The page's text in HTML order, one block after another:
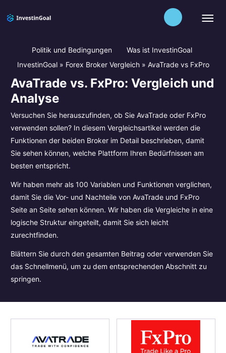
Politik und Bedingungen
Was ist InvestinGoal
InvestinGoal» Forex Broker Vergleich» AvaTrade vs FxPro
AvaTrade vs. FxPro: Vergleich und
Analyse
Versuchen Sie herauszufinden, ob Sie AvaTrade oder FxPro
verwenden sollen? In diesem Vergleichsartikel werden die
Funktionen der beiden Broker im Detail beschrieben, damit
Sie sehen können, welche Plattform Ihren Bedürfnissen am
besten entspricht.
Wir haben mehr als 100 Variablen und Funktionen verglichen,
damit Sie die Vor- und Nachteile von AvaTrade und FxPro
Seite an Seite sehen können. Wir haben die Vergleiche in eine
logische Struktur eingeteilt, damit Sie sich leicht
zurechtfinden.
Blättern Sie durch den gesamten Beitrag oder verwenden Sie
das Schnellmenü, um zu dem entsprechenden Abschnitt zu
springen.